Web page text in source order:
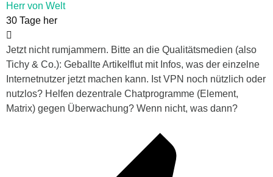
Herr von Welt
30 Tage her
Jetzt nicht rumjammern. Bitte an die Qualitätsmedien (also
Tichy & Co.): Geballte Artikelflut mit Infos, was der einzelne
Internetnutzer jetzt machen kann. Ist VPN noch nützlich oder
nutzlos? Helfen dezentrale Chatprogramme (Element,
Matrix) gegen Überwachung? Wenn nicht, was dann?